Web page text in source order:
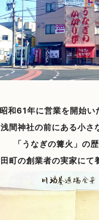
昭和61年に営業を開始い
浅間神社の前にある小さ
「うなぎの篝火」の歴
町の創業者の実家に